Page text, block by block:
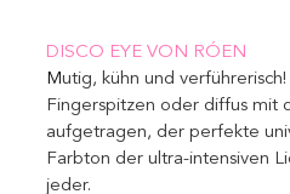
DISCO EYE VON RÓEN
Mutig, kühn und
Fingerspitzen oder diffus mit
aufgetragen, der perfekte
Farbton der ultra-intensiven
jeder.